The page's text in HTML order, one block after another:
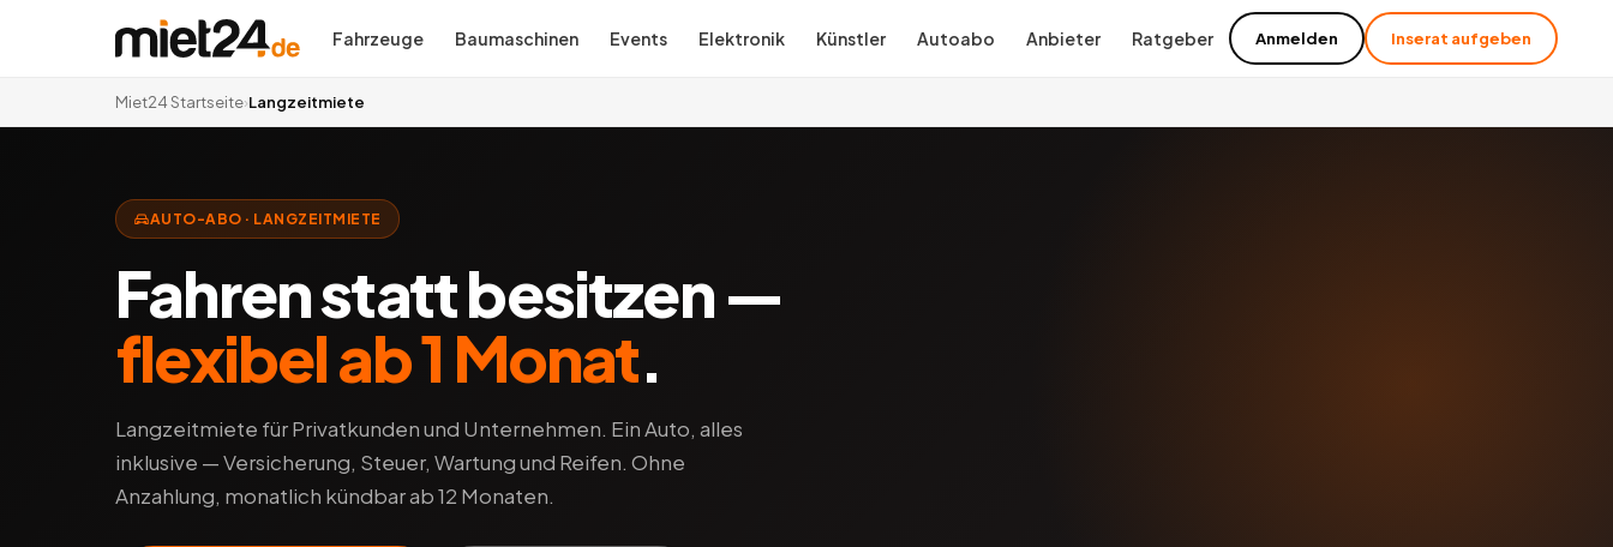
Fahrzeuge Baumaschinen Events Elektronik Künstler Autoabo Anbieter Ratgeber Anmelden Inserat aufgeben
Miet24 Startseite›Langzeitmiete
AUTO-ABO · LANGZEITMIETE
Fahren statt besitzen —
flexibel ab 1 Monat.
Langzeitmiete für Privatkunden und Unternehmen. Ein Auto, alles
inklusive — Versicherung, Steuer, Wartung und Reifen. Ohne
Anzahlung, monatlich kündbar ab 12 Monaten.